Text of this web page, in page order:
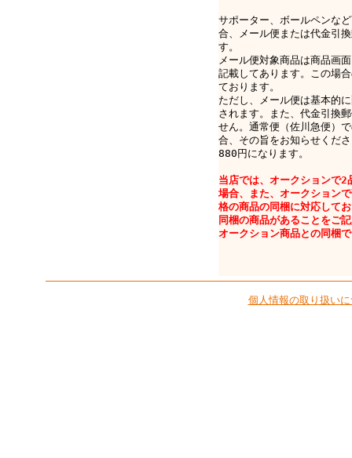
サポーター、ボールペンな
合、メール便または代金引
す。
メール便対象商品は商品画
記載してあります。この場
ております。
ただし、メール便は基本的
されます。また、代金引換
せん。通常便（佐川急便）
合、その旨をお知らせくだ
880円になります。
当店では、オークションで2
場合、また、オークション
格の商品の同梱に対応して
同梱の商品があることをご
オークション商品との同梱
個人情報の取り扱い